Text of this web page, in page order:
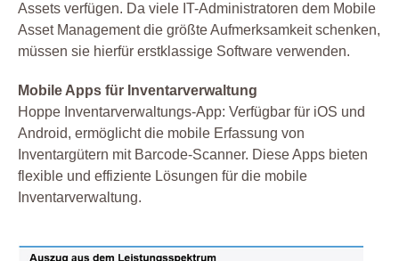
Assets verfügen. Da viele IT-Administratoren dem Mobile
Asset Management die größte Aufmerksamkeit schenken,
müssen sie hierfür erstklassige Software verwenden.
Mobile Apps für Inventarverwaltung
Hoppe Inventarverwaltungs-App: Verfügbar für iOS und
Android, ermöglicht die mobile Erfassung von
Inventargütern mit Barcode-Scanner. Diese Apps bieten
flexible und effiziente Lösungen für die mobile
Inventarverwaltung.